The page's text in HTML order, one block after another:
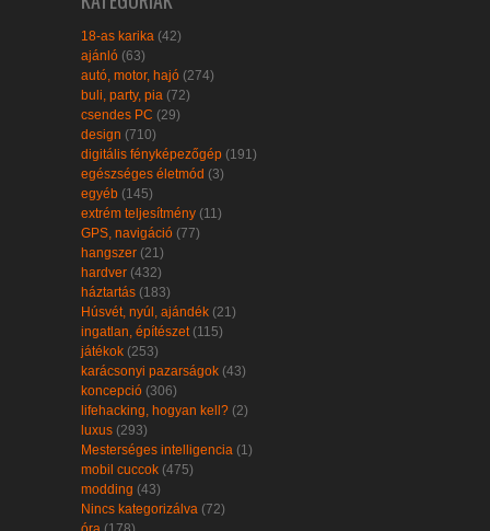
18-as karika (42)
ajánló (63)
autó, motor, hajó (274)
buli, party, pia (72)
csendes PC (29)
design (710)
digitális fényképezőgép (191)
egészséges életmód (3)
egyéb (145)
extrém teljesítmény (11)
GPS, navigáció (77)
hangszer (21)
hardver (432)
háztartás (183)
Húsvét, nyúl, ajándék (21)
ingatlan, építészet(115)
játékok (253)
karácsonyi pazarságok (43)
koncepció (306)
lifehacking, hogyan kell? (2)
luxus (293)
Mesterséges intelligencia (1)
mobil cuccok (475)
modding (43)
Nincs kategorizálva (72)